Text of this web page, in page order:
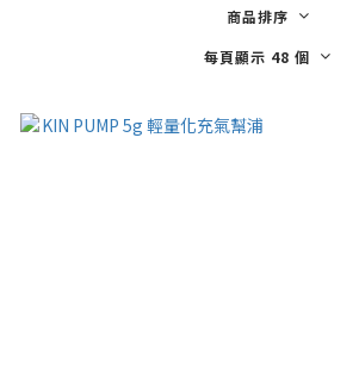
商品排序
每頁顯示 48 個